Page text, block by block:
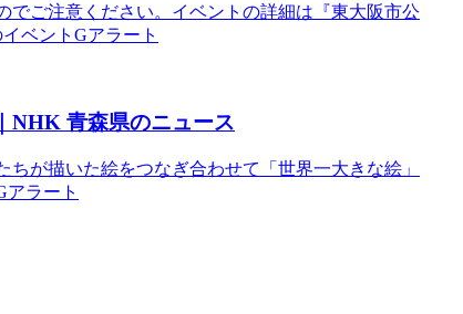
でご注意ください。イベントの詳細は『東大阪市公
ベントGアラート
NHK 青森県のニュース
が描いた絵をつなぎ合わせて「世界一大きな絵」
アラート